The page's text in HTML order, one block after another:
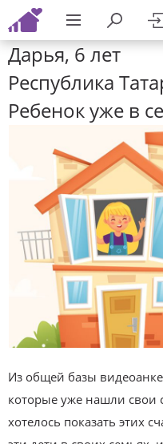
Дарья, 6 лет
Республика
Ребенок уже в
Из общей базы
которые уже нашли
хотелось показать этих